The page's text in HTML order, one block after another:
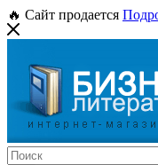
🔥 Сайт продается